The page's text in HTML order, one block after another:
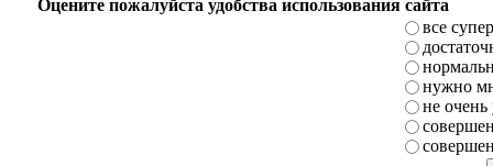
Оцените пожалуйста удобства использования сайта
все супер
нужно
не очень